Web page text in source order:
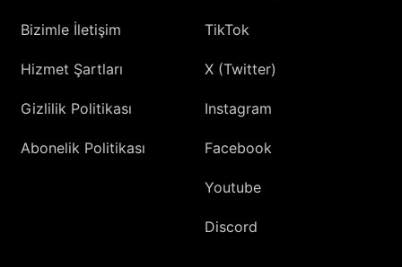
Bizimle İletişim
Hizmet Şartları
Gizlilik Politikası
Abonelik Politikası
TikTok
X (Twitter)
Instagram
Facebook
Youtube
Discord